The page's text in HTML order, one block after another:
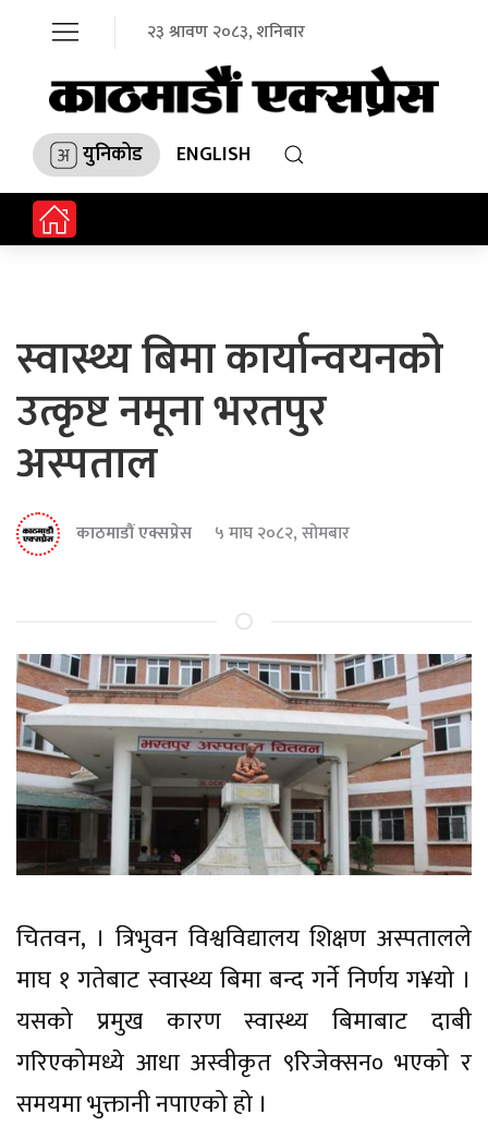
२३ श्रावण २०८३, शनिबार
युनिकोड ENGLISH
स्वास्थ्य बिमा कार्यान्वयनको
उत्कृष्ट नमूना भरतपुर
अस्पताल
काठमाडौं एक्सप्रेस ५ माघ २०८२, सोमबार
चितवन, । त्रिभुवन विश्वविद्यालय शिक्षण अस्पतालले
माघ १ गतेबाट स्वास्थ्य बिमा बन्द गर्ने निर्णय ग¥यो ।
यसको प्रमुख कारण स्वास्थ्य बिमाबाट दाबी
गरिएकोमध्ये आधा अस्वीकृत ९रिजेक्सन० भएको र
समयमा भुक्तानी नपाएको हो ।